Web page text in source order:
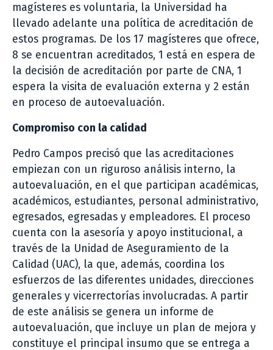
magísteres es voluntaria, la Universidad ha
llevado adelante una política de acreditación de
estos programas. De los 17 magísteres que ofrece,
8 se encuentran acreditados, 1 está en espera de
la decisión de acreditación por parte de CNA, 1
espera la visita de evaluación externa y 2 están
en proceso de autoevaluación.
Compromiso con la calidad
Pedro Campos precisó que las acreditaciones
empiezan con un riguroso análisis interno, la
autoevaluación, en el que participan académicas,
académicos, estudiantes, personal administrativo,
egresados, egresadas y empleadores. El proceso
cuenta con la asesoría y apoyo institucional, a
través de la Unidad de Aseguramiento de la
Calidad (UAC), la que, además, coordina los
esfuerzos de las diferentes unidades, direcciones
generales y vicerrectorías involucradas. A partir
de este análisis se genera un informe de
autoevaluación, que incluye un plan de mejora y
constituye el principal insumo que se entrega a